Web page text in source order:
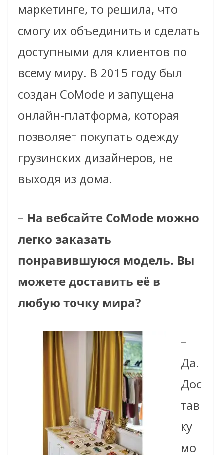
маркетинге, то решила, что
смогу их объединить и сделать
доступными для клиентов по
всему миру. В 2015 году был
создан CoMode и запущена
онлайн-платформа, которая
позволяет покупать одежду
грузинских дизайнеров, не
выходя из дома.
– На вебсайте CoMode можно
легко заказать
понравившуюся модель. Вы
можете доставить её в
любую точку мира?
–
Да.
Дос
тав
ку
мо